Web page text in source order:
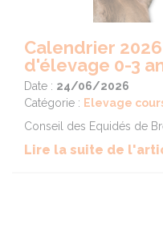
Calendrier
d'élevage 0-3
Date : 24/06/2026
Catégorie : Elevage
Conseil des Equidés de
Lire la suite de